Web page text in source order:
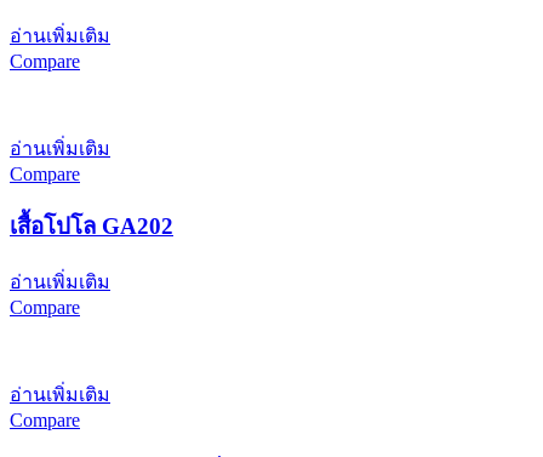
อ่านเพิ่มเติม
Compare
อ่านเพิ่มเติม
Compare
เสื้อโปโล GA202
อ่านเพิ่มเติม
Compare
อ่านเพิ่มเติม
Compare